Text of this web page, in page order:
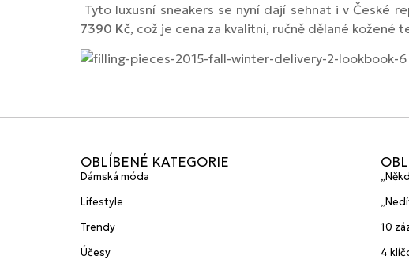
Tyto luxusní sneakers se nyní dají sehnat i v České
7390 Kč, což je cena za kvalitní, ručně dělané kožené
OBLÍBENÉ KATEGORIE
Dámská móda
Lifestyle
Trendy
Účesy
10
4